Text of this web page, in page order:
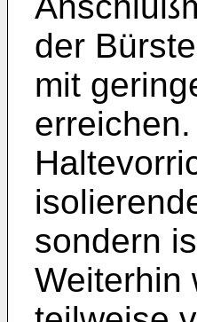
der
mit
sondern
Weiterhin